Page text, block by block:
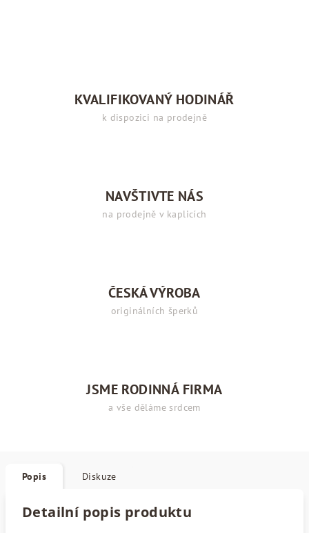
KVALIFIKOVANÝ HODINÁŘ
k dispozici na prodejně
NAVŠTIVTE NÁS
na prodejně v kaplicích
ČESKÁ VÝROBA
originálních šperků
JSME RODINNÁ FIRMA
a vše děláme srdcem
Popis Diskuze
Detailní popis produktu